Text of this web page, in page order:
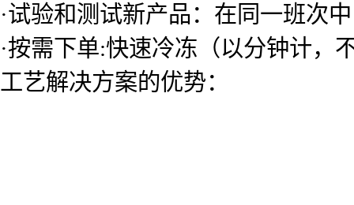
·试验和测试新产品：在同一班次
·按需下单:快速冷冻（以分钟计，
工艺解决方案的优势：